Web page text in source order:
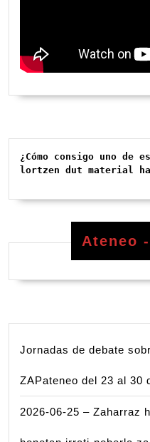
¿Cómo consigo uno de
lortzen dut material
Ateneo
Jornadas de debate
ZAPateneo del 23 al 30
2026-06-25 – Zaharraz